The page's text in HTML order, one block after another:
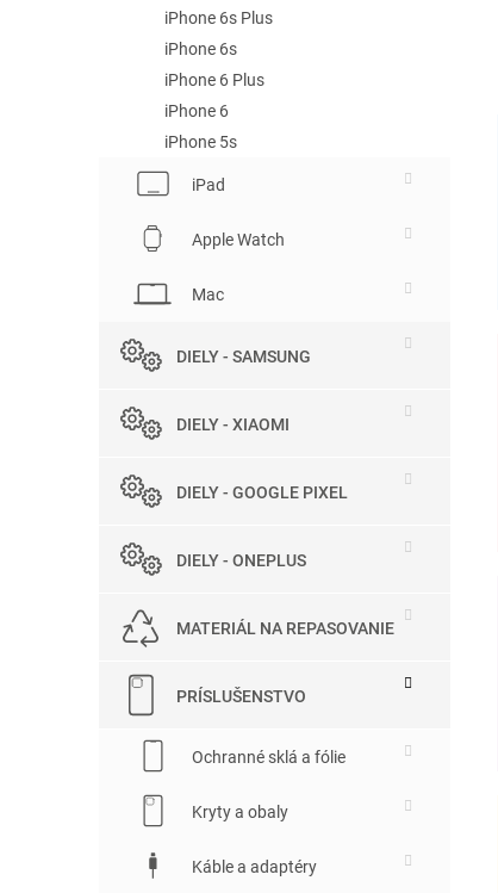
iPhone 6s Plus
iPhone 6s
iPhone 6 Plus
iPhone 6
iPhone 5s
iPad
Apple Watch
Mac
DIELY - SAMSUNG
DIELY - XIAOMI
DIELY - GOOGLE PIXEL
DIELY - ONEPLUS
MATERIÁL NA REPASOVANIE
PRÍSLUŠENSTVO
Ochranné sklá a fólie
Kryty a obaly
Káble a adaptéry